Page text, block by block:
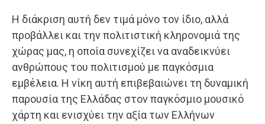
Η διάκριση αυτή δεν τιμά μόνο τον ίδιο, αλλά
προβάλλει και την πολιτιστική κληρονομιά της
χώρας μας, η οποία συνεχίζει να αναδεικνύει
ανθρώπους του πολιτισμού με παγκόσμια
εμβέλεια. Η νίκη αυτή επιβεβαιώνει τη δυναμική
παρουσία της Ελλάδας στον παγκόσμιο μουσικό
χάρτη και ενισχύει την αξία των Ελλήνων